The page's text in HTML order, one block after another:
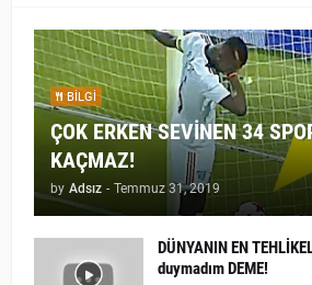
BILGI
ÇOK ERKEN SEVİNEN 34
KAÇMAZ!
by Adsız - Temmuz 31, 2019
DÜNYANIN EN
duymadım DEME!